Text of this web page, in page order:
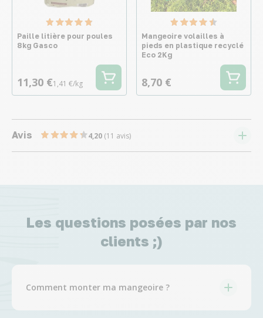
Paille litière pour poules
8kg Gasco
11,30 €1,41 €/kg
Mangeoire volailles à
pieds en plastique recyclé
Eco 2Kg
8,70 €
Avis 4,20 (11 avis)
Les questions posées par nos
clients ;)
Comment monter ma mangeoire ?